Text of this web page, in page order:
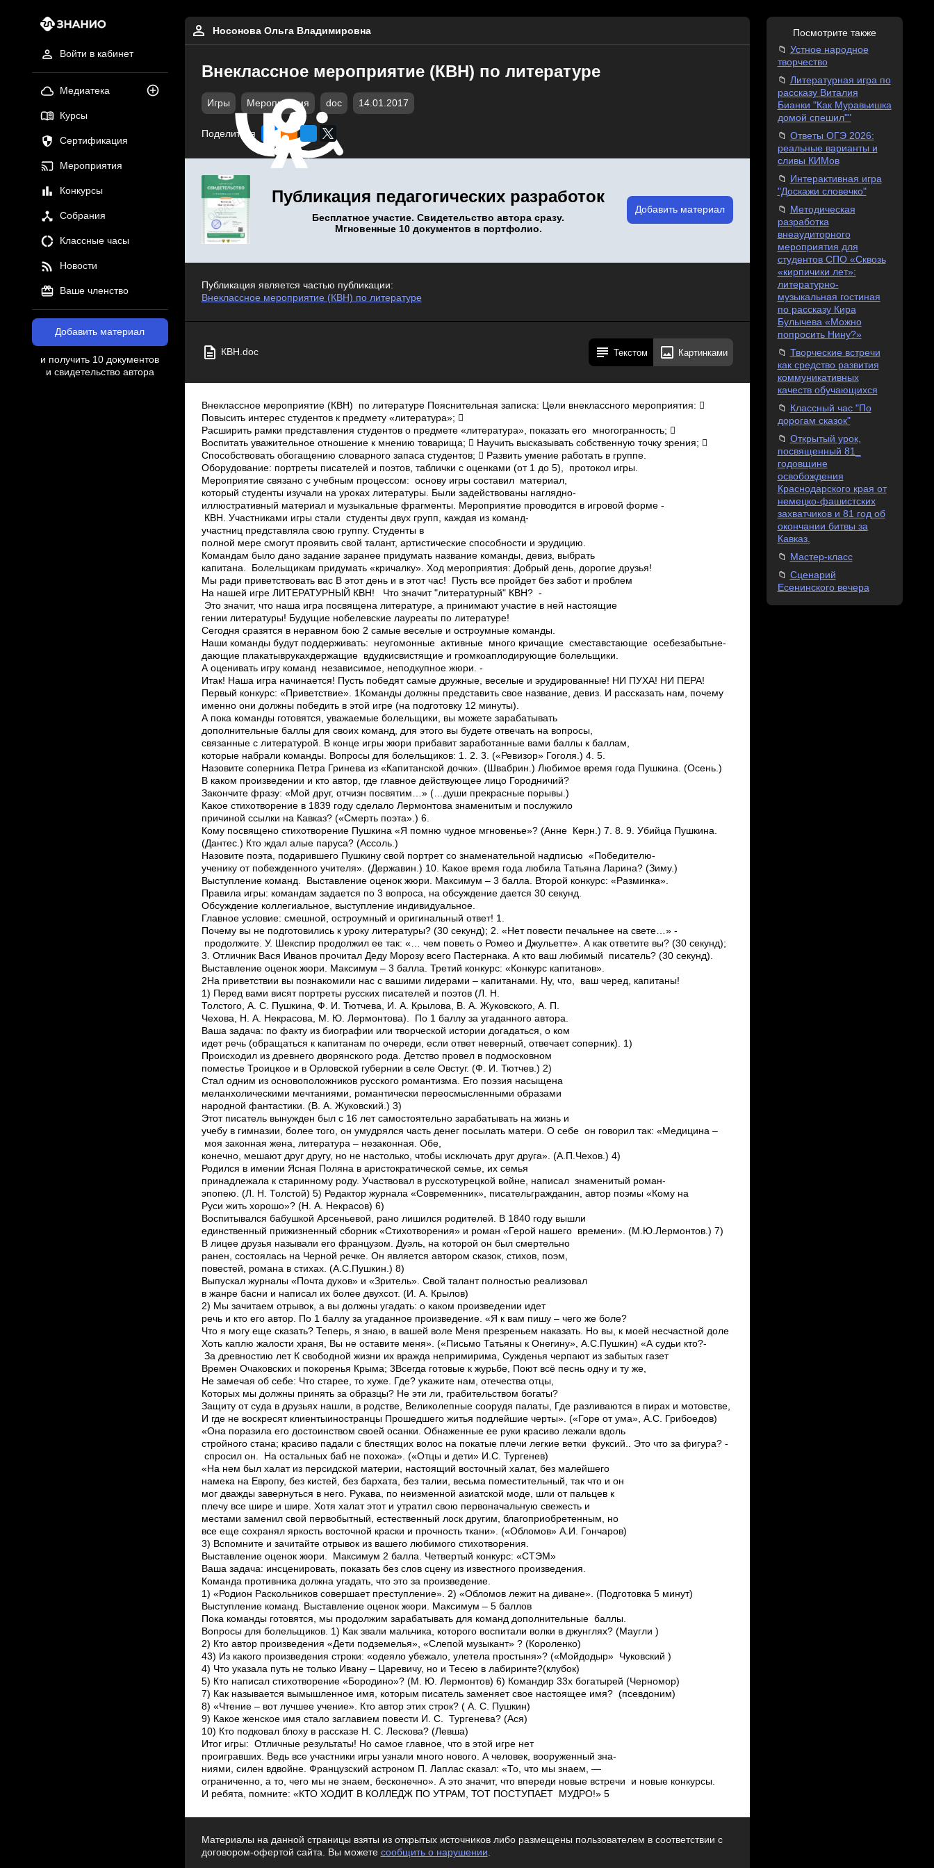
Войти в кабинет
Медиатека
Курсы
Сертификация
Мероприятия
Конкурсы
Собрания
Классные часы
Новости
Ваше членство
Добавить материал
и получить 10 документов
и свидетельство автора
Носонова Ольга Владимировна
Внеклассное мероприятие (КВН) по литературе
Игры Мероприятия doc 14.01.2017
Поделиться
Публикация педагогических разработок
Бесплатное участие. Свидетельство автора сразу.
Мгновенные 10 документов в портфолио.
Добавить материал
Публикация является частью публикации:
Внеклассное мероприятие (КВН) по литературе
КВН.doc Текстом Картинками
Внеклассное мероприятие (КВН) по литературе Пояснительная записка: Цели внеклассного мероприятия: 
Повысить интерес студентов к предмету «литература»; 
Расширить рамки представления студентов о предмете «литература», показать его многогранность; 
Воспитать уважительное отношение к мнению товарища;  Научить высказывать собственную точку зрения; 
Способствовать обогащению словарного запаса студентов;  Развить умение работать в группе.
Оборудование: портреты писателей и поэтов, таблички с оценками (от 1 до 5), протокол игры.
Мероприятие связано с учебным процессом: основу игры составил материал,
который студенты изучали на уроках литературы. Были задействованы наглядно­
иллюстративный материал и музыкальные фрагменты. Мероприятие проводится в игровой форме ­
КВН. Участниками игры стали студенты двух групп, каждая из команд­
участниц представляла свою группу. Студенты в
полной мере смогут проявить свой талант, артистические способности и эрудицию.
Командам было дано задание заранее придумать название команды, девиз, выбрать
капитана. Болельщикам придумать «кричалку». Ход мероприятия: Добрый день, дорогие друзья!
Мы ради приветствовать вас В этот день и в этот час! Пусть все пройдет без забот и проблем
На нашей игре ЛИТЕРАТУРНЫЙ КВН! ­ Что значит "литературный" КВН? ­
Это значит, что наша игра посвящена литературе, а принимают участие в ней настоящие
гении литературы! Будущие нобелевские лауреаты по литературе!
Сегодня сразятся в неравном бою 2 самые веселые и остроумные команды.
Наши команды будут поддерживать: ­неугомонные ­активные ­много кричащие ­с­места­встающие ­о­себе­забыть­не­
дающие ­плакаты­в­руках­держащие ­в­дудки­свистящие и громко­аплодирующие болельщики.
А оценивать игру команд ­ независимое, неподкупное жюри. ­
Итак! Наша игра начинается! Пусть победят самые дружные, веселые и эрудированные! НИ ПУХА! НИ ПЕРА!
Первый конкурс: «Приветствие». 1Команды должны представить свое название, девиз. И рассказать нам, почему
именно они должны победить в этой игре (на подготовку 1­2 минуты).
А пока команды готовятся, уважаемые болельщики, вы можете зарабатывать
дополнительные баллы для своих команд, для этого вы будете отвечать на вопросы,
связанные с литературой. В конце игры жюри прибавит заработанные вами баллы к баллам,
которые набрали команды. Вопросы для болельщиков: 1. 2. 3. («Ревизор» Гоголя.) 4. 5.
Назовите соперника Петра Гринева из «Капитанской дочки». (Швабрин.) Любимое время года Пушкина. (Осень.)
В каком произведении и кто автор, где главное действующее лицо Городничий?
Закончите фразу: «Мой друг, отчизн посвятим…» (…души прекрасные порывы.)
Какое стихотворение в 1839 году сделало Лермонтова знаменитым и послужило
причиной ссылки на Кавказ? («Смерть поэта».) 6.
Кому посвящено стихотворение Пушкина «Я помню чудное мгновенье»? (Анне Керн.) 7. 8. 9. Убийца Пушкина.
(Дантес.) Кто ждал алые паруса? (Ассоль.)
Назовите поэта, подарившего Пушкину свой портрет со знаменательной надписью «Победителю­
ученику от побежденного учителя». (Державин.) 10. Какое время года любила Татьяна Ларина? (Зиму.)
Выступление команд. Выставление оценок жюри. Максимум – 3 балла. Второй конкурс: «Разминка».
Правила игры: командам задается по 3 вопроса, на обсуждение дается 30 секунд.
Обсуждение коллегиальное, выступление индивидуальное.
Главное условие: смешной, остроумный и оригинальный ответ! 1.
Почему вы не подготовились к уроку литературы? (30 секунд); 2. «Нет повести печальнее на свете…» ­
продолжите. У. Шекспир продолжил ее так: «… чем поветь о Ромео и Джульетте». А как ответите вы? (30 секунд);
3. Отличник Вася Иванов прочитал Деду Морозу всего Пастернака. А кто ваш любимый писатель? (30 секунд).
Выставление оценок жюри. Максимум – 3 балла. Третий конкурс: «Конкурс капитанов».
2На приветствии вы познакомили нас с вашими лидерами – капитанами. Ну, что, ваш черед, капитаны!
1) Перед вами висят портреты русских писателей и поэтов (Л. Н.
Толстого, А. С. Пушкина, Ф. И. Тютчева, И. А. Крылова, В. А. Жуковского, А. П.
Чехова, Н. А. Некрасова, М. Ю. Лермонтова). По 1 баллу за угаданного автора.
Ваша задача: по факту из биографии или творческой истории догадаться, о ком
идет речь (обращаться к капитанам по очереди, если ответ неверный, отвечает соперник). 1)
Происходил из древнего дворянского рода. Детство провел в подмосковном
поместье Троицкое и в Орловской губернии в селе Овстуг. (Ф. И. Тютчев.) 2)
Стал одним из основоположников русского романтизма. Его поэзия насыщена
меланхолическими мечтаниями, романтически переосмысленными образами
народной фантастики. (В. А. Жуковский.) 3)
Этот писатель вынужден был с 16 лет самостоятельно зарабатывать на жизнь и
учебу в гимназии, более того, он умудрялся часть денег посылать матери. О себе он говорил так: «Медицина –
моя законная жена, литература – незаконная. Обе,
конечно, мешают друг другу, но не настолько, чтобы исключать друг друга». (А.П.Чехов.) 4)
Родился в имении Ясная Поляна в аристократической семье, их семья
принадлежала к старинному роду. Участвовал в русско­турецкой войне, написал знаменитый роман­
эпопею. (Л. Н. Толстой) 5) Редактор журнала «Современник», писатель­гражданин, автор поэмы «Кому на
Руси жить хорошо»? (Н. А. Некрасов) 6)
Воспитывался бабушкой Арсеньевой, рано лишился родителей. В 1840 году вышли
единственный прижизненный сборник «Стихотворения» и роман «Герой нашего времени». (М.Ю.Лермонтов.) 7)
В лицее друзья называли его французом. Дуэль, на которой он был смертельно
ранен, состоялась на Черной речке. Он является автором сказок, стихов, поэм,
повестей, романа в стихах. (А.С.Пушкин.) 8)
Выпускал журналы «Почта духов» и «Зритель». Свой талант полностью реализовал
в жанре басни и написал их более двухсот. (И. А. Крылов)
2) Мы зачитаем отрывок, а вы должны угадать: о каком произведении идет
речь и кто его автор. По 1 баллу за угаданное произведение. «Я к вам пишу – чего же боле?
Что я могу еще сказать? Теперь, я знаю, в вашей воле Меня презреньем наказать. Но вы, к моей несчастной доле
Хоть каплю жалости храня, Вы не оставите меня». («Письмо Татьяны к Онегину», А.С.Пушкин) «А судьи кто?­
За древностию лет К свободной жизни их вражда непримирима, Сужденья черпают из забытых газет
Времен Очаковских и покоренья Крыма; 3Всегда готовые к журьбе, Поют всё песнь одну и ту же,
Не замечая об себе: Что старее, то хуже. Где? укажите нам, отечества отцы,
Которых мы должны принять за образцы? Не эти ли, грабительством богаты?
Защиту от суда в друзьях нашли, в родстве, Великолепные соорудя палаты, Где разливаются в пирах и мотовстве,
И где не воскресят клиенты­иностранцы Прошедшего житья подлейшие черты». («Горе от ума», А.С. Грибоедов)
«Она поразила его достоинством своей осанки. Обнаженные ее руки красиво лежали вдоль
стройного стана; красиво падали с блестящих волос на покатые плечи легкие ветки фуксий.. ­Это что за фигура? ­
спросил он. ­ На остальных баб не похожа». («Отцы и дети» И.С. Тургенев)
«На нем был халат из персидской материи, настоящий восточный халат, без малейшего
намека на Европу, без кистей, без бархата, без талии, весьма поместительный, так что и он
мог дважды завернуться в него. Рукава, по неизменной азиатской моде, шли от пальцев к
плечу все шире и шире. Хотя халат этот и утратил свою первоначальную свежесть и
местами заменил свой первобытный, естественный лоск другим, благоприобретенным, но
все еще сохранял яркость восточной краски и прочность ткани». («Обломов» А.И. Гончаров)
3) Вспомните и зачитайте отрывок из вашего любимого стихотворения.
Выставление оценок жюри. Максимум 2 балла. Четвертый конкурс: «СТЭМ»
Ваша задача: инсценировать, показать без слов сцену из известного произведения.
Команда противника должна угадать, что это за произведение.
1) «Родион Раскольников совершает преступление». 2) «Обломов лежит на диване». (Подготовка 5 минут)
Выступление команд. Выставление оценок жюри. Максимум – 5 баллов
Пока команды готовятся, мы продолжим зарабатывать для команд дополнительные баллы.
Вопросы для болельщиков. 1) Как звали мальчика, которого воспитали волки в джунглях? (Маугли )
2) Кто автор произведения «Дети подземелья», «Слепой музыкант» ? (Короленко)
43) Из какого произведения строки: «одеяло убежало, улетела простыня»? («Мойдодыр» Чуковский )
4) Что указала путь не только Ивану – Царевичу, но и Тесею в лабиринте?(клубок)
5) Кто написал стихотворение «Бородино»? (М. Ю. Лермонтов) 6) Командир 33­х богатырей (Черномор)
7) Как называется вымышленное имя, которым писатель заменяет свое настоящее имя? (псевдоним)
8) «Чтение – вот лучшее учение». Кто автор этих строк? ( А. С. Пушкин)
9) Какое женское имя стало заглавием повести И. С. Тургенева? (Ася)
10) Кто подковал блоху в рассказе Н. С. Лескова? (Левша)
Итог игры: Отличные результаты! Но самое главное, что в этой игре нет
проигравших. Ведь все участники игры узнали много нового. А человек, вооруженный зна­
ниями, силен вдвойне. Французский астроном П. Лаплас сказал: «То, что мы знаем, —
ограниченно, а то, чего мы не знаем, бесконечно». А это значит, что впереди новые встречи и новые конкурсы.
И ребята, помните: «КТО ХОДИТ В КОЛЛЕДЖ ПО УТРАМ, ТОТ ПОСТУПАЕТ МУДРО!» 5
Материалы на данной страницы взяты из открытых источников либо размещены пользователем в соответствии с
договором-офертой сайта. Вы можете сообщить о нарушении.
Посмотрите также
Устное народное
творчество
Литературная игра по
рассказу Виталия
Бианки "Как Муравьишка
домой спешил""
Ответы ОГЭ 2026:
реальные варианты и
сливы КИМов
Интерактивная игра
"Доскажи словечко"
Методическая
разработка
внеаудиторного
мероприятия для
студентов СПО «Сквозь
«кирпичики лет»:
литературно-
музыкальная гостиная
по рассказу Кира
Булычева «Можно
попросить Нину?»
Творческие встречи
как средство развития
коммуникативных
качеств обучающихся
Классный час "По
дорогам сказок"
Открытый урок,
посвященный 81_
годовщине
освобождения
Краснодарского края от
немецко-фашистских
захватчиков и 81 год об
окончании битвы за
Кавказ.
Мастер-класс
Сценарий
Есенинского вечера